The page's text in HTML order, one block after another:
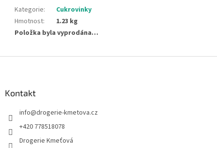
Kategorie:
Cukrovinky
Hmotnost:
1.23 kg
Položka byla vyprodána…
Kontakt
info@drogerie-kmetova.cz
+420 778518078
Drogerie Kmeťová